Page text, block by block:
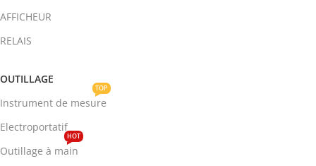
AFFICHEUR
RELAIS
OUTILLAGE
Instrument de mesure
TOP
Electroportatif
Outillage à main
HOT